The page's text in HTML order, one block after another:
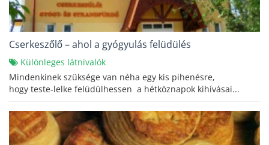
Cserkeszőlő – ahol a gyógyulás felüdülés
Különleges látnivalók
Mindenkinek szüksége van néha egy kis pihenésre,
hogy teste-lelke felüdülhessen a hétköznapok kihívásai...